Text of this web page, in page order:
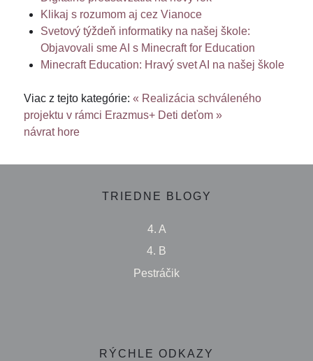
Klikaj s rozumom aj cez Vianoce
Svetový týždeň informatiky na našej škole:
Objavovali sme AI s Minecraft for Education
Minecraft Education: Hravý svet AI na našej škole
Viac z tejto kategórie: « Realizácia schváleného
projektu v rámci Erazmus+ Deti deťom »
návrat hore
TRIEDNE BLOGY
4. A
4. B
Pestráčik
RÝCHLE ODKAZY